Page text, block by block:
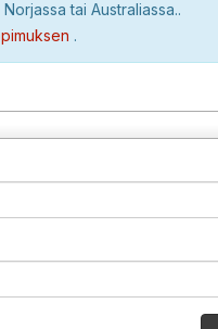
tai Australiassa..
.